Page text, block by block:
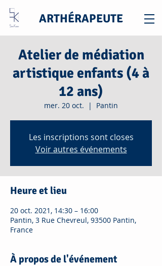
ARTHÉRAPEUTE
Atelier de médiation
artistique enfants (4 à
12 ans)
mer. 20 oct.
  |
Pantin
Les inscriptions sont closes
Voir autres événements
Heure et lieu
20 oct. 2021, 14:30 – 16:00
Pantin, 3 Rue Chevreul, 93500 Pantin,
France
À propos de l'événement